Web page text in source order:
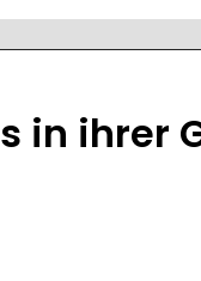
in ihrer